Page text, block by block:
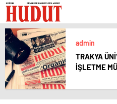
admin
TRAKYA
İŞLETME